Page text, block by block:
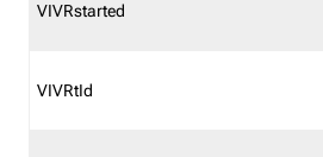
VIVRstarted
VIVRtId